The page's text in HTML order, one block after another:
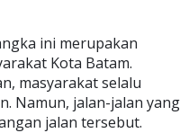
ini merupakan
Kota Batam.
masyarakat selalu
Namun, jalan-jalan yang
jalan tersebut.